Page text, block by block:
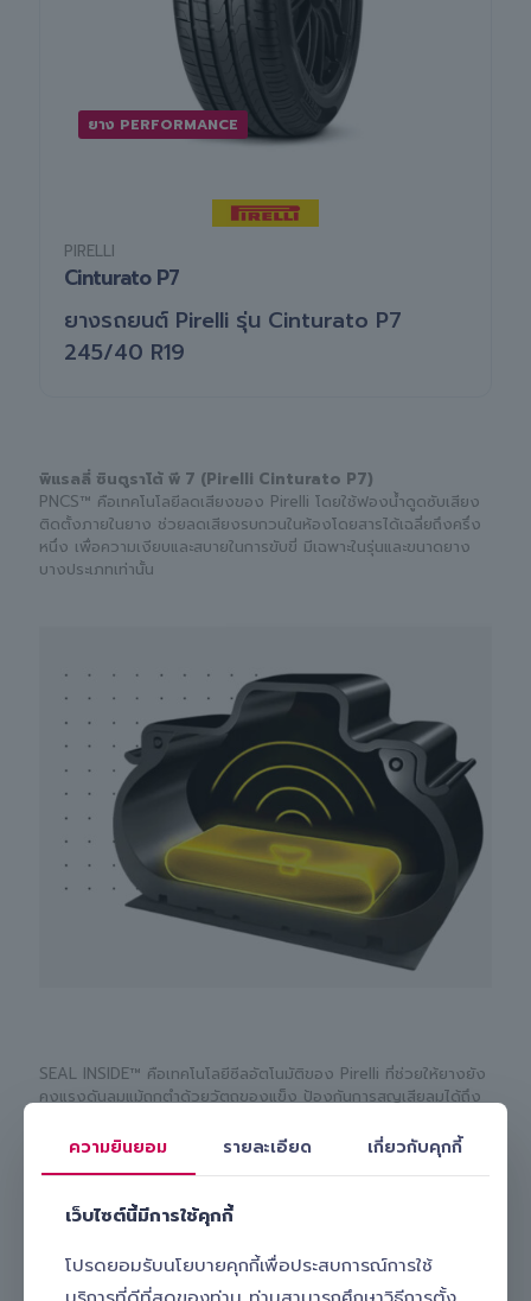
ยาง PERFORMANCE
PIRELLI
Cinturato P7
ยางรถยนต์ Pirelli รุ่น Cinturato P7
245/40 R19
พิแรลลี่ ซินตูราโต้ พี 7 (Pirelli Cinturato P7)
PNCS™ คือเทคโนโลยีลดเสียงของ Pirelli โดยใช้ฟองน้ำดูดซับเสียง
ติดตั้งภายในยาง ช่วยลดเสียงรบกวนในห้องโดยสารได้เฉลี่ยถึงครึ่ง
หนึ่ง เพื่อความเงียบและสบายในการขับขี่ มีเฉพาะในรุ่นและขนาดยาง
บางประเภทเท่านั้น
SEAL INSIDE™ คือเทคโนโลยีซีลอัตโนมัติของ Pirelli ที่ช่วยให้ยางยัง
คงแรงดันลมแม้ถูกตำด้วยวัตถุของแข็ง ป้องกันการสูญเสียลมได้ถึง
ความยินยอม รายละเอียด เกี่ยวกับคุกกี้
เว็บไซต์นี้มีการใช้คุกกี้
โปรดยอมรับนโยบายคุกกี้เพื่อประสบการณ์การใช้